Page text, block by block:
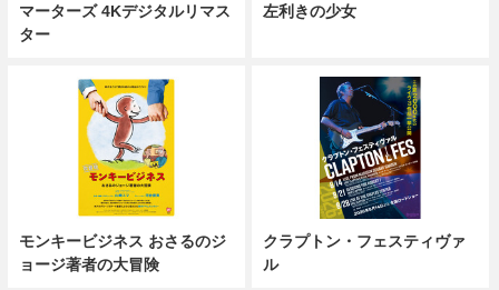
マーターズ 4Kデジタルリマス
ター
左利きの少女
モンキービジネス おさるのジ
ョージ著者の大冒険
クラプトン・フェスティヴァ
ル